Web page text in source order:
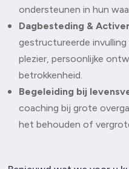
ondersteunen in hun
Dagbesteding &
gestructureerde
plezier, persoonlijke
betrokkenheid.
Begeleiding bij
coaching bij grote
het behouden of